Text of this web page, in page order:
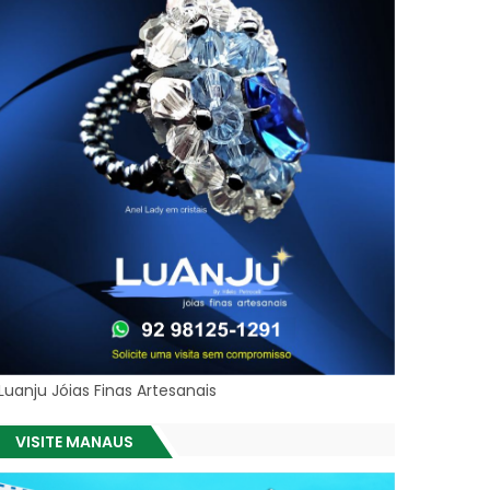
Jóias Finas Artesanais
VISITE MANAUS